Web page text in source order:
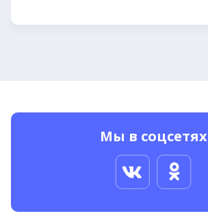
Мы в соцсетях